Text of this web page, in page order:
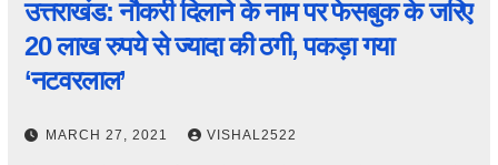
उत्तराखंड: नौकरी दिलाने के नाम पर फेसबुक के जरिए
20 लाख रुपये से ज्यादा की ठगी, पकड़ा गया
‘नटवरलाल’
MARCH 27, 2021 VISHAL2522